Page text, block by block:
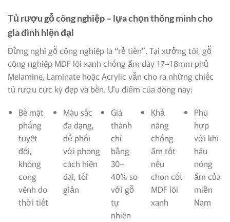
Tủ rượu gỗ công nghiệp – lựa chọn thông minh cho
gia đình hiện đại
Đừng nghĩ gỗ công nghiệp là “rẻ tiền”. Tại xưởng tôi, gỗ
công nghiệp MDF lõi xanh chống ẩm dày 17–18mm phủ
Melamine, Laminate hoặc Acrylic vẫn cho ra những chiếc
tủ rượu cực kỳ đẹp và bền. Ưu điểm của dòng này:
Bề mặt
phẳng
tuyệt
đối,
không
cong
vênh do
thời tiết
Màu sắc
đa dạng,
dễ phối
với phong
cách hiện
đại, tối
giản
Giá
thành
chỉ
bằng
30–
40% so
với gỗ
tự
nhiên
Khả
năng
chống
ẩm tốt
nếu
chọn cốt
MDF lõi
xanh
Phù
hợp
với khí
hậu
nóng
ẩm của
miền
Nam